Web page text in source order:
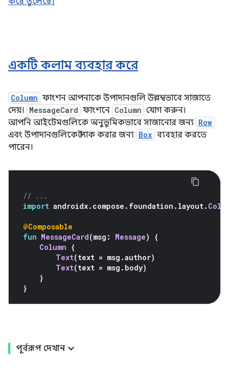
একটি কলাম ব্যবহার করে
Column ফাংশন আপনাকে উপাদানগুলি উল্লম্বভাবে সাজাতে
দেয়।
MessageCard ফাংশনে Column যোগ করুন।
আপনি আইটেমগুলিকে অনুভূমিকভাবে সাজানোর জন্য Row
এবং উপাদানগুলিকে স্ট্যাক করার জন্য Box ব্যবহার করতে
পারেন।
// ...
import androidx. compose . foundation . layout.
@Composable
fun MessageCard(msg : Message)
{
Column {
Text(text = msg .author)
Text(text = msg . body)
}
}
পূর্বরূপ দেখান